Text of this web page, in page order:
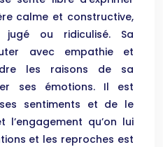
calme et constructive,
jugé ou ridiculisé. Sa
avec empathie et
les raisons de sa
ses émotions. Il est
sentiments et de le
l’engagement qu’on lui
et les reproches est